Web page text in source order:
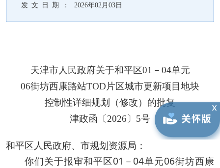
发 文 日 期 ：
2026年02月03日
天津市人民政府关于和平区01－04单元
06街坊西康路站TOD片区城市更新项目地块
控制性详细规划（修改）的批复
津政函〔2026〕5号
和平区人民政府、市规划资源局：
你们关于报审和平区01－04单元06街坊西康